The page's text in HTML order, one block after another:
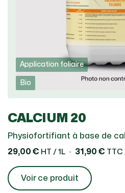
Application foliaire
Bio
CALCIUM 20
Physiofortifiant à base de
29,00 € HT / 1L 31,90 € TTC
Voir ce produit